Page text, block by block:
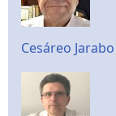
Cesáreo Jarabo